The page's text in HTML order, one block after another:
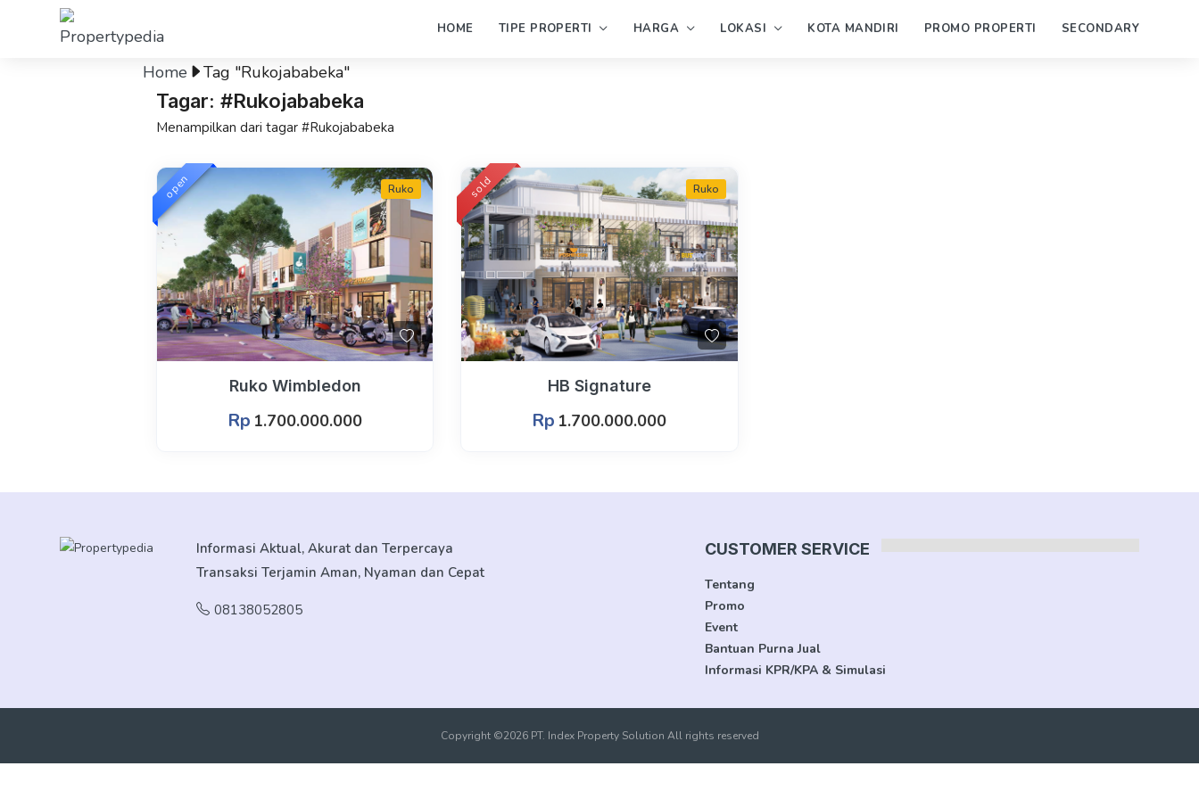
HOME TIPE PROPERTI HARGA LOKASI KOTA MANDIRI PROMO PROPERTI SECONDARY
Home Tag "Rukojababeka"
Tagar: #Rukojababeka
Menampilkan dari tagar #Rukojababeka
open Ruko
Ruko Wimbledon
Rp 1.700.000.000
sold Ruko
HB Signature
Rp 1.700.000.000
Informasi Aktual, Akurat dan Terpercaya
Transaksi Terjamin Aman, Nyaman dan Cepat
08138052805
CUSTOMER SERVICE
Tentang
Promo
Event
Bantuan Purna Jual
Informasi KPR/KPA & Simulasi
Copyright ©2026 PT. Index Property Solution All rights reserved